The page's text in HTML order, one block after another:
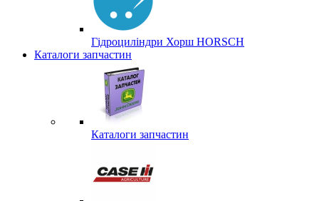
Гідроциліндри Хорш HORSCH
Каталоги запчастин
Каталоги запчастин